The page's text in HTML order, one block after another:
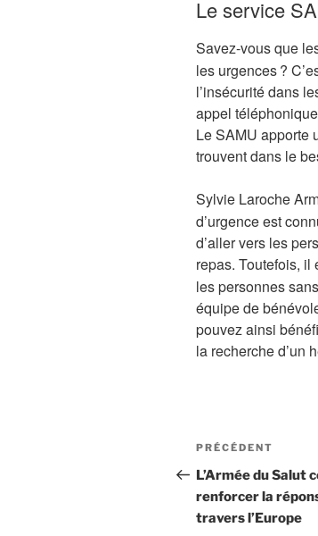
Le service
Savez-vous que
les urgences ?
l’insécurité dans
appel
Le SAMU apporte
trouvent dans le
Sylvie Laroche
d’urgence est
d’aller vers les
repas. Toutefois, il
les personnes
équipe de
pouvez ainsi
la recherche d’un
Navigation
de
l’article
Article
précédent
PRÉCÉDENT
L’Armée du Salut
renforcer la
travers l’Europe